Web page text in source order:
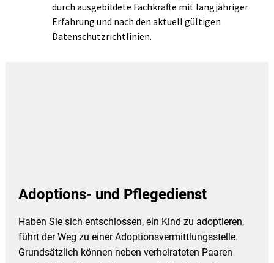
durch ausgebildete Fachkräfte mit langjähriger
Erfahrung und nach den aktuell gültigen
Datenschutzrichtlinien.
Adoptions- und Pflegedienst
Haben Sie sich entschlossen, ein Kind zu adoptieren,
führt der Weg zu einer Adoptionsvermittlungsstelle.
Grundsätzlich können neben verheirateten Paaren